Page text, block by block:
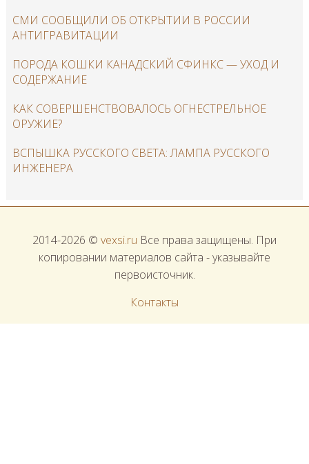
СМИ СООБЩИЛИ ОБ ОТКРЫТИИ В РОССИИ
АНТИГРАВИТАЦИИ
ПОРОДА КОШКИ КАНАДСКИЙ СФИНКС — УХОД И
СОДЕРЖАНИЕ
КАК СОВЕРШЕНСТВОВАЛОСЬ ОГНЕСТРЕЛЬНОЕ
ОРУЖИЕ?
ВСПЫШКА РУССКОГО СВЕТА: ЛАМПА РУССКОГО
ИНЖЕНЕРА
2014-2026 © vexsi.ru Все права защищены. При
копировании материалов сайта - указывайте
первоисточник.
Контакты